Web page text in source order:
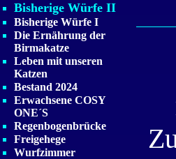
Bisherige Würfe II
Bisherige Würfe I
Die Ernährung der
Birmakatze
Leben mit unseren
Katzen
Bestand 2024
Erwachsene COSY
ONE´S
Regenbogenbrücke
Freigehege
Wurfzimmer